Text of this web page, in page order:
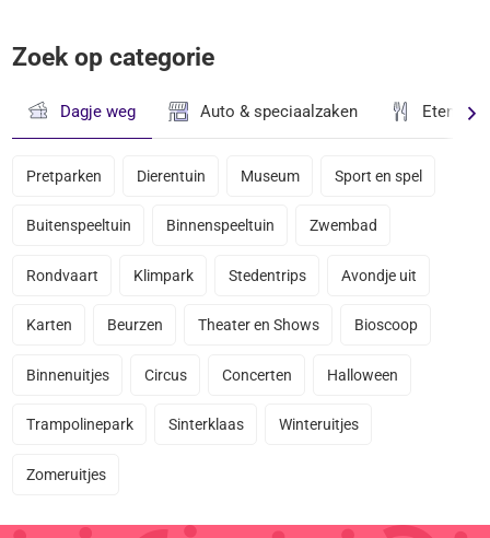
Zoek op categorie
Dagje weg Auto & speciaalzaken Eten &
Pretparken Dierentuin Museum Sport en spel
Buitenspeeltuin Binnenspeeltuin Zwembad
Rondvaart Klimpark Stedentrips Avondje uit
Karten Beurzen Theater en Shows Bioscoop
Binnenuitjes Circus Concerten Halloween
Trampolinepark Sinterklaas Winteruitjes
Zomeruitjes